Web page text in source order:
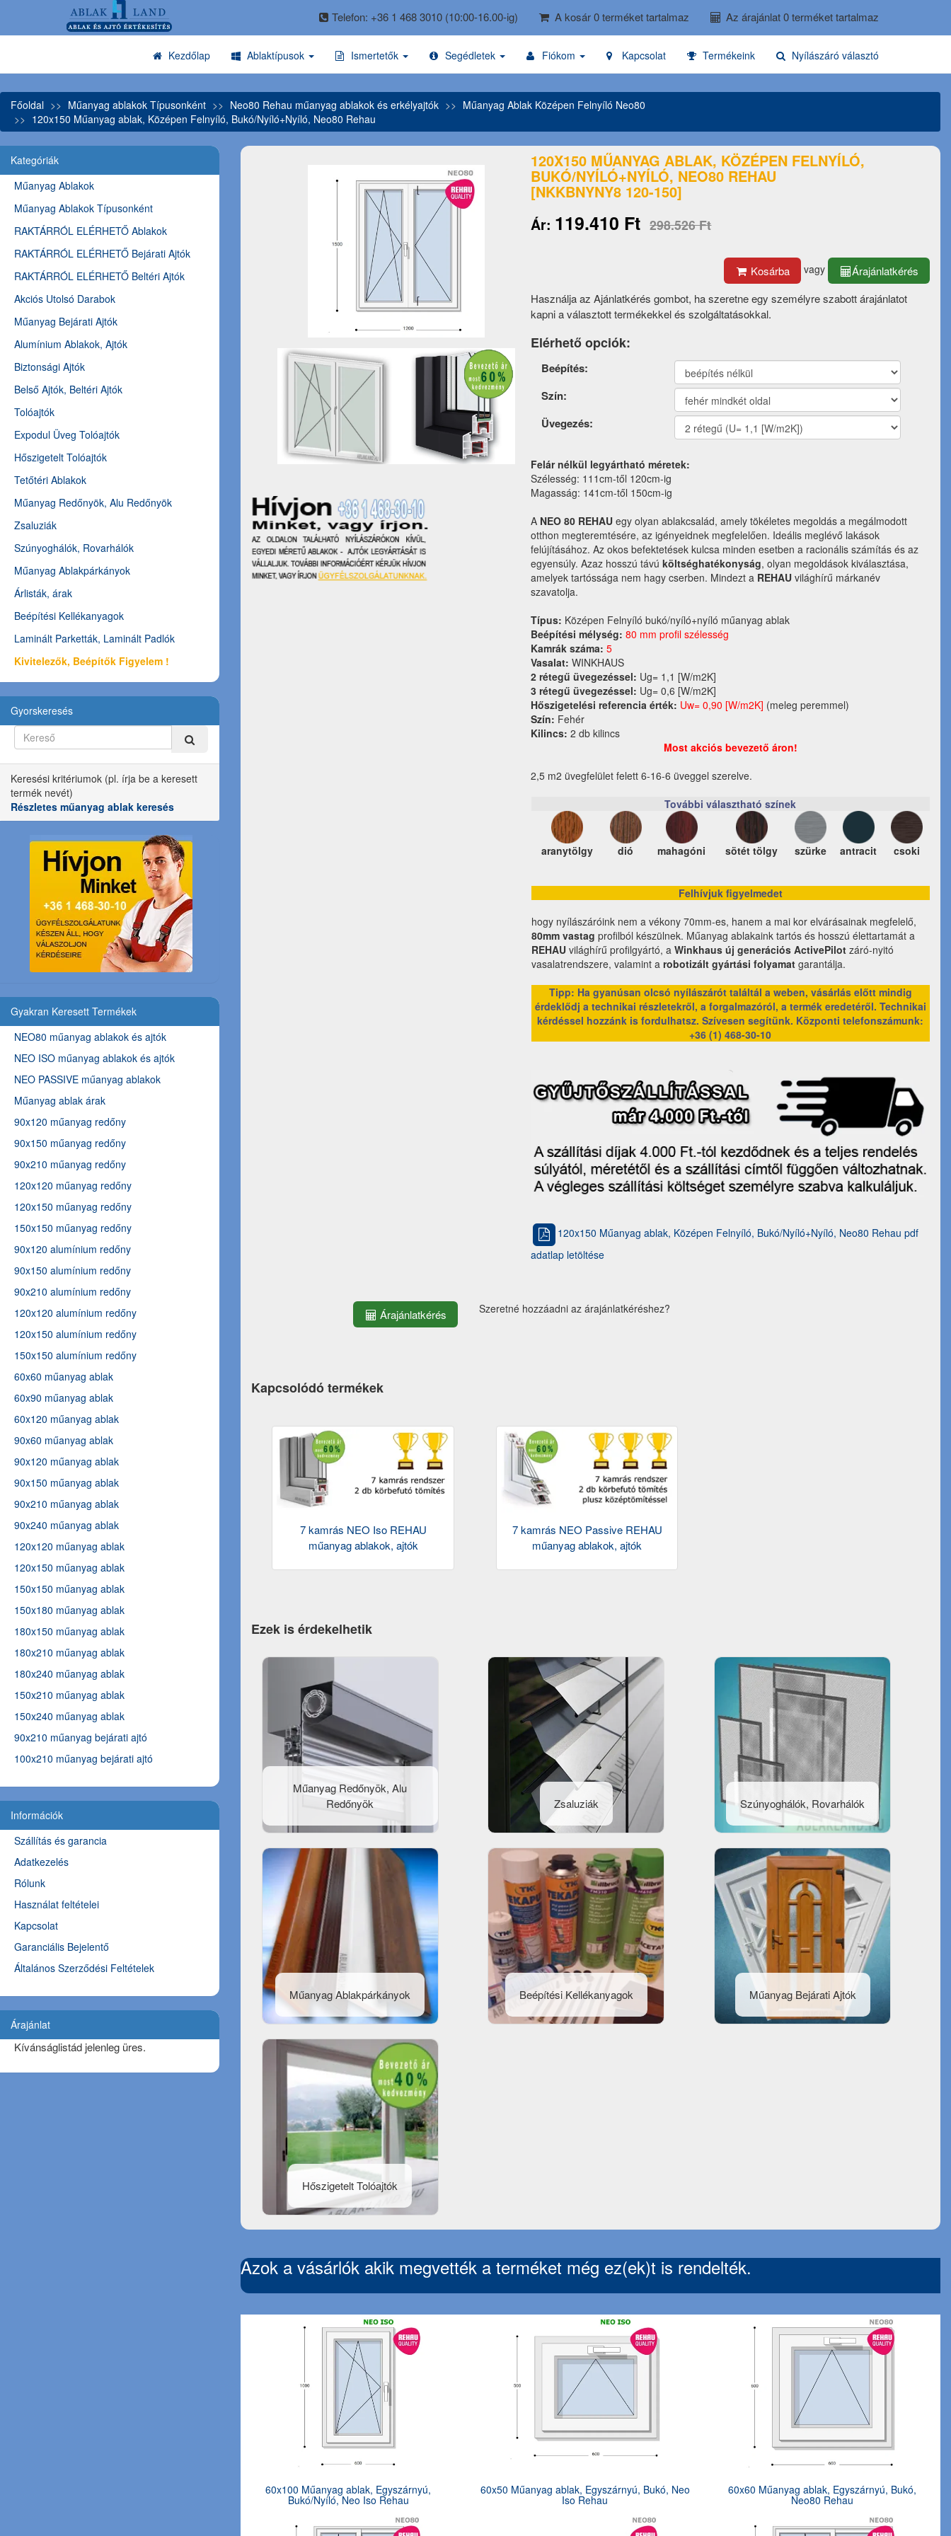
Telefon: +36 1 468 3010 (10:00-16.00-ig) A kosár 0 terméket tartalmaz Az árajánlat 0 terméket tartalmaz
Kezdőlap Ablaktípusok Ismertetők Segédletek Fiókom Kapcsolat Termékeink Nyílászáró választó
Főoldal Műanyag ablakok Típusonként Neo80 Rehau műanyag ablakok és erkélyajtók
Műanyag Ablak Középen Felnyíló Neo80
120x150 Műanyag ablak, Középen Felnyíló, Bukó/Nyíló+Nyíló, Neo80 Rehau
120X150 MŰANYAG ABLAK, KÖZÉPEN FELNYÍLÓ,
BUKÓ/NYÍLÓ+NYÍLÓ, NEO80 REHAU
[NKKBNYNY8 120-150]
Ár: 119.410 Ft 298.526 Ft
Kosárba vagy
Árajánlatkérés
Használja az Ajánlatkérés gombot, ha szeretne egy személyre szabott árajánlatot
kapni a választott termékekkel és szolgáltatásokkal.
Elérhető opciók:
Termék
opciók
Beépítés:
Szín:
Üvegezés:
Felár nélkül legyártható méretek:
Szélesség: 111cm-től 120cm-ig
Magasság: 141cm-től 150cm-ig
A NEO 80 REHAU egy olyan ablakcsalád, amely tökéletes megoldás a megálmodott
otthon megteremtésére, az igényeidnek megfelelően. Ideális meglévő lakások
felújításához. Az okos befektetések kulcsa minden esetben a racionális számítás és az
egyensúly. Azaz hosszú távúköltséghatékonyság, olyan megoldások kiválasztása,
amelyek tartóssága nem hagy cserben. Mindezt a REHAU világhírű márkanév
szavatolja.
Típus: Középen Felnyíló bukó/nyíló+nyíló műanyag ablak
Beépítési mélység:80 mm profil szélesség
Kamrák száma:5
Vasalat: WINKHAUS
2 rétegű üvegezéssel: Ug= 1,1 [W/m2K]
3 rétegű üvegezéssel: Ug= 0,6 [W/m2K]
Hőszigetelési referencia érték: Uw= 0,90 [W/m2K] (meleg peremmel)
Szín: Fehér
Kilincs: 2 db kilincs
Most akciós bevezető áron!
2,5 m2 üvegfelület felett 6-16-6 üveggel szerelve.
További választható színek
aranytölgy dió mahagóni sötét tölgy szürke antracit csoki
Felhívjuk figyelmedet
hogy nyílászáróink nem a vékony 70mm-es, hanem a mai kor elvárásainak megfelelő,
80mm vastag profilból készülnek. Műanyag ablakaink tartós és hosszú élettartamát a
REHAUvilághírű profilgyártó, a Winkhaus új generációs ActivePilotzáró-nyitó
vasalatrendszere, valamint a robotizált gyártási folyamatgarantálja.
Tipp: Ha gyanúsan olcsó nyílászárót találtál a weben, vásárlás előtt mindig
érdeklődj a technikai részletekről, a forgalmazóról, a termék eredetéről. Technikai
kérdéssel hozzánk is fordulhatsz. Szívesen segítünk. Központi telefonszámunk:
+36 (1) 468-30-10
120x150 Műanyag ablak, Középen Felnyíló, Bukó/Nyíló+Nyíló, Neo80 Rehau pdf
adatlap letöltése
Árajánlatkérés Szeretné hozzáadni az árajánlatkéréshez?
Kapcsolódó termékek
7 kamrás NEO Iso REHAU
műanyag ablakok, ajtók
7 kamrás NEO Passive REHAU
műanyag ablakok, ajtók
Ezek is érdekelhetik
Műanyag Redőnyök, Alu
Redőnyök
Zsaluziák Szúnyoghálók, Rovarhálók
Műanyag Ablakpárkányok Beépítési Kellékanyagok Műanyag Bejárati Ajtók
Hőszigetelt Tolóajtók
Azok a vásárlók akik megvették a terméket még ez(ek)t is rendelték.
60x100 Műanyag ablak, Egyszárnyú,
Bukó/Nyíló, Neo Iso Rehau
60x50 Műanyag ablak, Egyszárnyú, Bukó, Neo
Iso Rehau
60x60 Műanyag ablak, Egyszárnyú, Bukó,
Neo80 Rehau
Kategóriák
Műanyag Ablakok
Műanyag Ablakok Típusonként
RAKTÁRRÓL ELÉRHETŐ Ablakok
RAKTÁRRÓL ELÉRHETŐ Bejárati Ajtók
RAKTÁRRÓL ELÉRHETŐ Beltéri Ajtók
Akciós Utolsó Darabok
Műanyag Bejárati Ajtók
Alumínium Ablakok, Ajtók
Biztonsági Ajtók
Belső Ajtók, Beltéri Ajtók
Tolóajtók
Expodul Üveg Tolóajtók
Hőszigetelt Tolóajtók
Tetőtéri Ablakok
Műanyag Redőnyök, Alu Redőnyök
Zsaluziák
Szúnyoghálók, Rovarhálók
Műanyag Ablakpárkányok
Árlisták, árak
Beépítési Kellékanyagok
Laminált Parketták, Laminált Padlók
Kivitelezők, Beépítők Figyelem !
Gyorskeresés
Keresési kritériumok (pl. írja be a keresett
termék nevét)
Részletes műanyag ablak keresés
Gyakran Keresett Termékek
NEO80 műanyag ablakok és ajtók
NEO ISO műanyag ablakok és ajtók
NEO PASSIVE műanyag ablakok
Műanyag ablak árak
90x120 műanyag redőny
90x150 műanyag redőny
90x210 műanyag redőny
120x120 műanyag redőny
120x150 műanyag redőny
150x150 műanyag redőny
90x120 alumínium redőny
90x150 alumínium redőny
90x210 alumínium redőny
120x120 alumínium redőny
120x150 alumínium redőny
150x150 alumínium redőny
60x60 műanyag ablak
60x90 műanyag ablak
60x120 műanyag ablak
90x60 műanyag ablak
90x120 műanyag ablak
90x150 műanyag ablak
90x210 műanyag ablak
90x240 műanyag ablak
120x120 műanyag ablak
120x150 műanyag ablak
150x150 műanyag ablak
150x180 műanyag ablak
180x150 műanyag ablak
180x210 műanyag ablak
180x240 műanyag ablak
150x210 műanyag ablak
150x240 műanyag ablak
90x210 műanyag bejárati ajtó
100x210 műanyag bejárati ajtó
Információk
Szállítás és garancia
Adatkezelés
Rólunk
Használat feltételei
Kapcsolat
Garanciális Bejelentő
Általános Szerződési Feltételek
Árajánlat
Kívánságlistád jelenleg üres.